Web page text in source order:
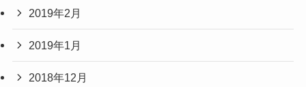
2019年2月
2019年1月
2018年12月